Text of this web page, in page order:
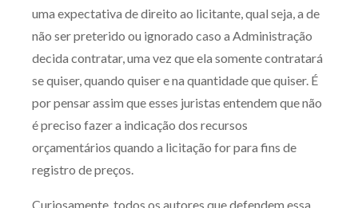
uma expectativa de direito ao licitante, qual seja, a de
não ser preterido ou ignorado caso a Administração
decida contratar, uma vez que ela somente contratará
se quiser, quando quiser e na quantidade que quiser. É
por pensar assim que esses juristas entendem que não
é preciso fazer a indicação dos recursos
orçamentários quando a licitação for para fins de
registro de preços.
Curiosamente, todos os autores que defendem essa